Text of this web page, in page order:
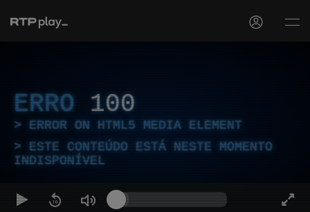
ERRO 100
ERROR ON HTML5 MEDIA ELEMENT
ESTE CONTEÚDO ESTÁ NESTE MOMENTO
INDISPONÍVEL